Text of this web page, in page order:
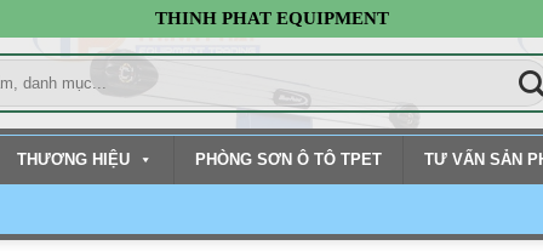
THINH PHAT EQUIPMENT
THƯƠNG HIỆU PHÒNG SƠN Ô TÔ TPET TƯ VẤN SẢN